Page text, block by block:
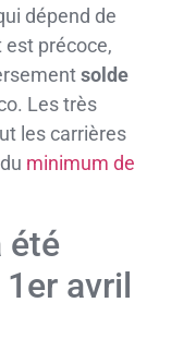
dépend de
est précoce,
solde
Les très
les carrières
minimum de
été
avril